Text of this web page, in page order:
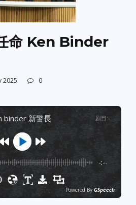
命 Ken Binder
2025 0
binder 新警長 剧目 :-
-:--
Powered By GSpeech